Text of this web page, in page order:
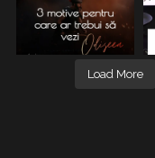
Load More